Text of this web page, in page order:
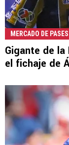
MERCADO DE PASES
Gigante de la
el fichaje de